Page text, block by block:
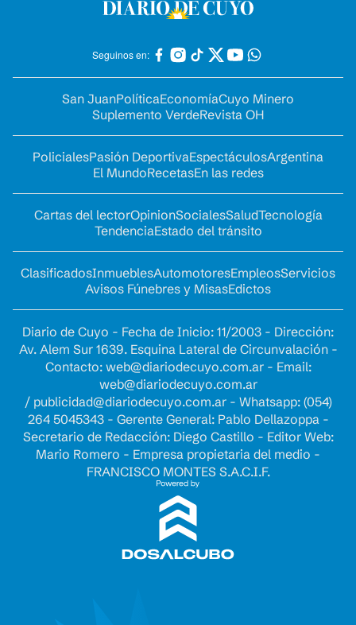
Seguinos en:
San JuanPolíticaEconomíaCuyo Minero
Suplemento VerdeRevista OH
PolicialesPasión DeportivaEspectáculosArgentina
El MundoRecetasEn las redes
Cartas del lectorOpinionSocialesSaludTecnología
TendenciaEstado del tránsito
ClasificadosInmueblesAutomotoresEmpleosServicios
Avisos Fúnebres y MisasEdictos
Diario de Cuyo - Fecha de Inicio: 11/2003 - Dirección:
Av. Alem Sur 1639. Esquina Lateral de Circunvalación -
Contacto: web@diariodecuyo.com.ar- Email:
web@diariodecuyo.com.ar
/ publicidad@diariodecuyo.com.ar- Whatsapp: (054)
264 5045343 - Gerente General: Pablo Dellazoppa -
Secretario de Redacción: Diego Castillo - Editor Web:
Mario Romero - Empresa propietaria del medio -
FRANCISCO MONTES S.A.C.I.F.